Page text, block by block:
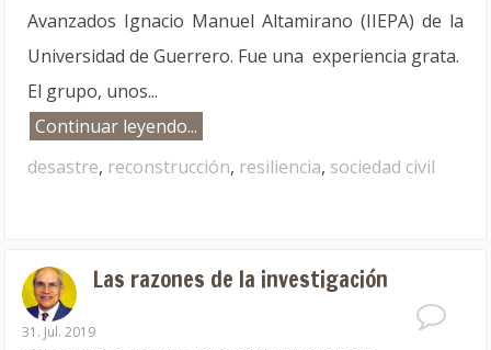
Avanzados Ignacio Manuel Altamirano (IIEPA) de la
Universidad de Guerrero. Fue una experiencia grata.
El grupo, unos...
Continuar leyendo...
desastre, reconstrucción, resiliencia, sociedad civil
Las razones de la investigación
31. Jul. 2019